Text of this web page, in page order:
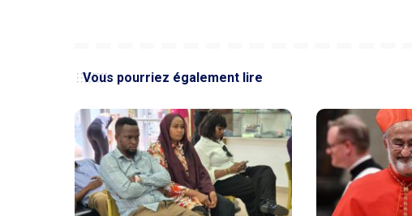
Vous pourriez également lire